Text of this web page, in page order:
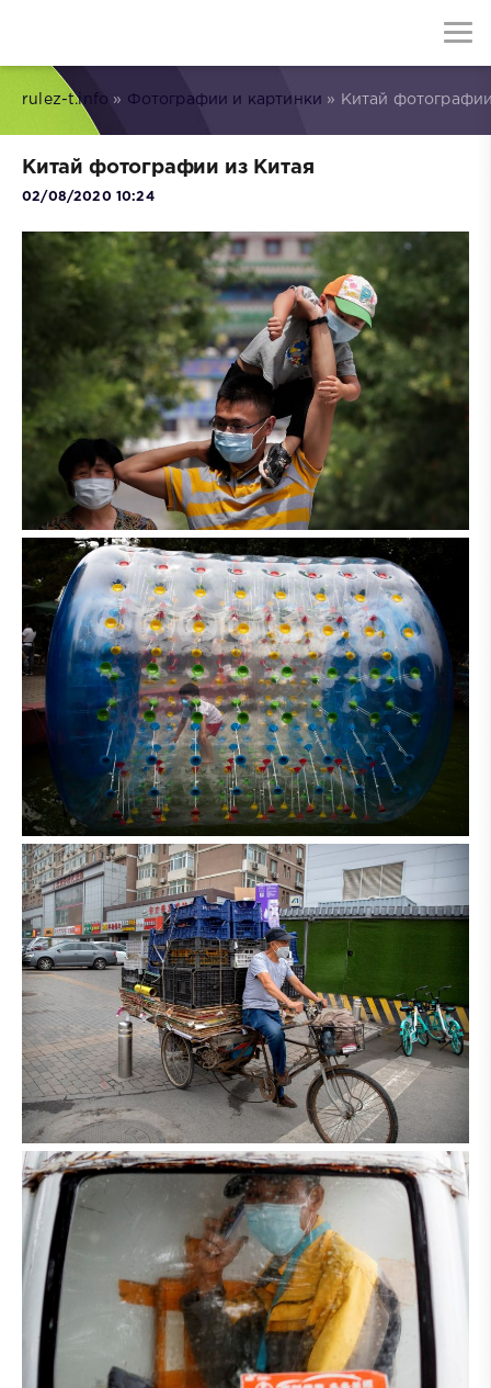
rulez-t.info » Фотографии и картинки » Китай
Китай фотографии из Китая
02/08/2020 10:24